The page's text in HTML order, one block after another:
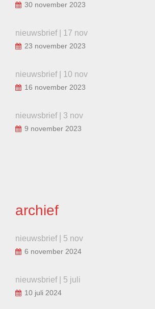
30 november 2023
nieuwsbrief | 17 nov
23 november 2023
nieuwsbrief | 10 nov
16 november 2023
nieuwsbrief | 3 nov
9 november 2023
archief
nieuwsbrief | 5 nov
6 november 2024
nieuwsbrief | 5 juli
10 juli 2024